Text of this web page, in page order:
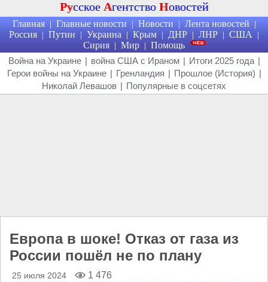
Русское Агентство Новостей
Главная | Главные новости | Новости | Лента новостей |
Россия | Путин | Украина | Крым | ДНР | ЛНР | США |
Сирия | Мир | Помощь
Война на Украине | война США с Ираном | Итоги 2025 года |
Герои войны на Украине | Гренландия | Прошлое (История) |
Николай Левашов | Популярные в соцсетях
Европа в шоке! Отказ от газа из
России пошёл не по плану
25 июля 2024 1 476